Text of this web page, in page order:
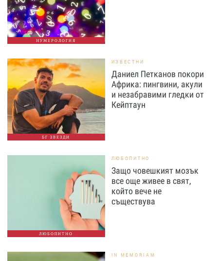
НУМЕРОЛОГИЯ
БГ ЗВЕЗДИ
ИЗВЕСТНИ
Даниел Петканов покори
Африка: пингвини, акули
и незабравими гледки от
Кейптаун
ЛЮБОПИТНО
ЛЮБОПИТНО
Защо човешкият мозък
все още живее в свят,
който вече не
съществува
IN MEMORIAM